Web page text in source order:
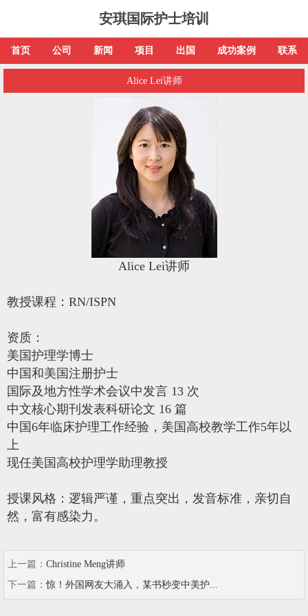
安琪国际护士培训
首页 公司 新闻 项目 出国 成功案例 联系
Alice Lei讲师
Alice Lei讲师
教授课程： RN/ISPN
资质：
美国护理学博士
中国和美国注册护士
国际及地方性学术会议中发言 13 次
中文核心期刊发表科研论文 16 篇
中国6年临床护理工作经验，美国高校教学工作5年以
上
现任美国高校护理学助理教授
授课风格： 逻辑严谨，重点突出，发音标准，亲切自
然，富有感染力。
上一篇： Christine Meng讲师
下一篇：惊！外国网友大涌入，某书秒变中美护...